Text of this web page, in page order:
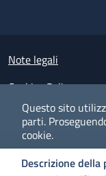
Questo sito
parti.
cookie.
Descrizione
Small prints
Note legali
Cookies Policy
Policy privacy e
Albo pretorio on-line
Dichiarazione di